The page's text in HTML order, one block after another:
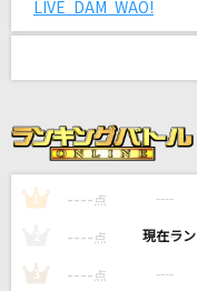
LA・LA・LA
[生音]空も飛べる
スピッツ
LIVE DAM WAO!
1 ---- 点 ----
---- 点 ----
3 ---- 点 ----